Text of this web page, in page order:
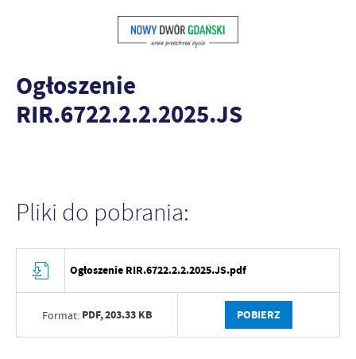
Ogłoszenie
RIR.6722.2.2.2025.JS
Pliki do pobrania:
Ogłoszenie RIR.6722.2.2.2025.JS.pdf
Format: PDF,203.33 KB POBIERZ